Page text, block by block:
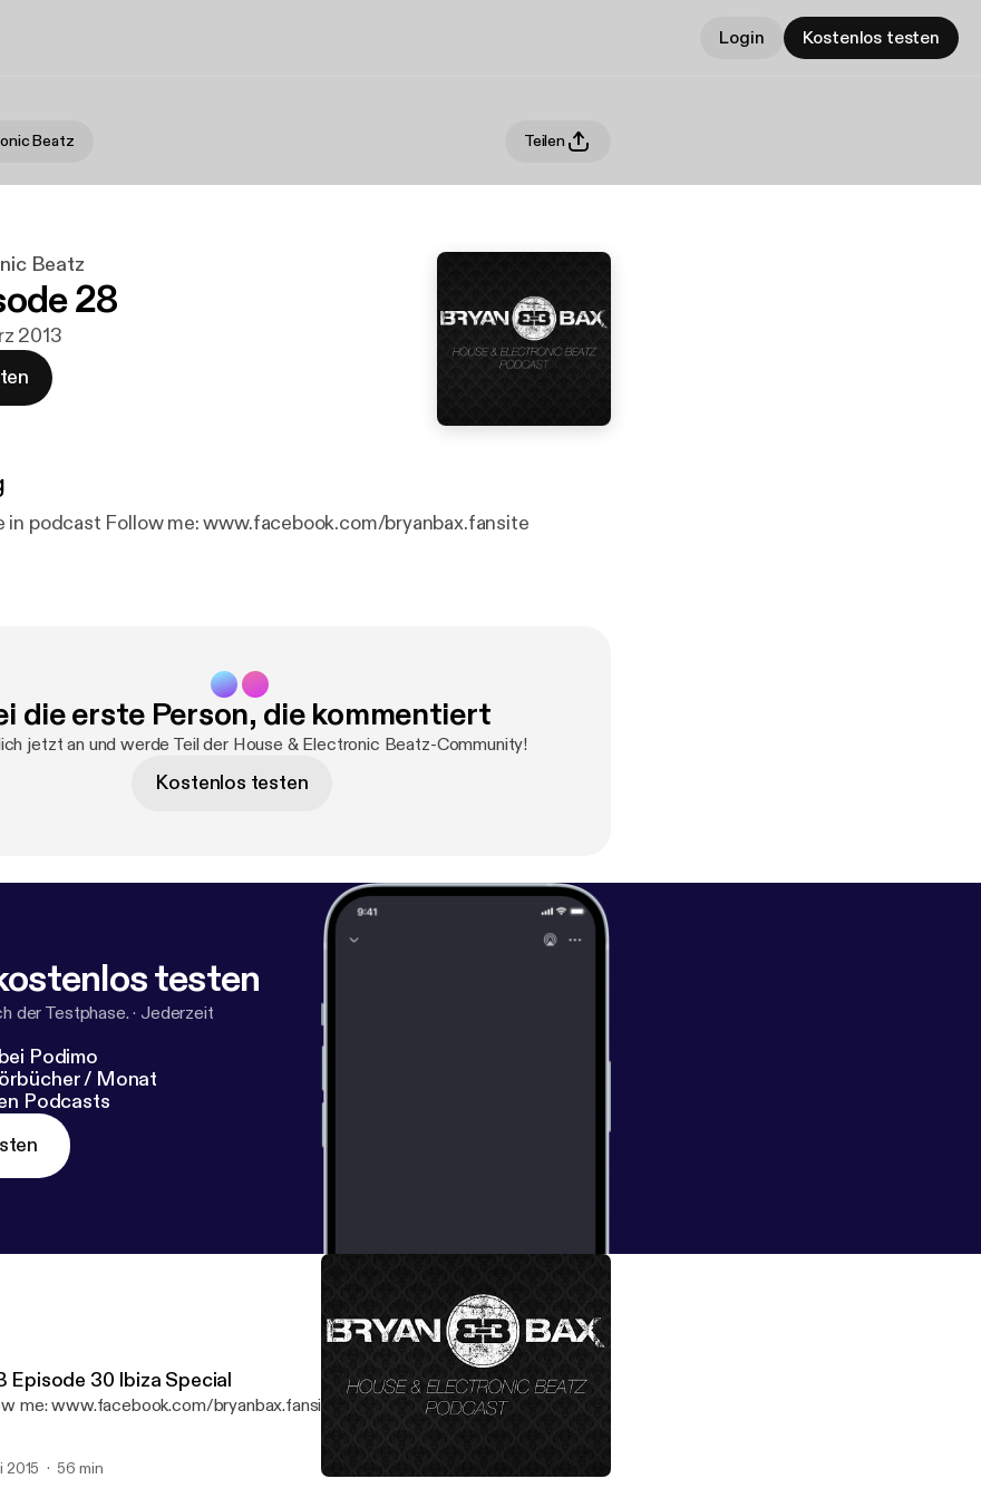
Login Kostenlos testen
Beatz Teilen
Beatz
28
2013
Tracklist available in podcast Follow me: www.facebook.com/bryanbax.fansite
die erste Person, die kommentiert
jetzt an und werde Teil der House & Electronic Beatz-Community!
Kostenlos testen
testen
der Testphase. · Jederzeit
Podimo
/ Monat
Podcasts
Episode 30 Ibiza Special
Follow me: www.facebook.com/bryanbax.fansite
2015 56 min